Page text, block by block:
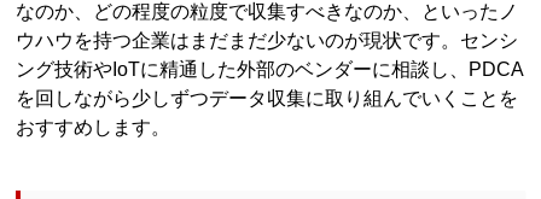
なのか、どの程度の粒度で収集すべきなのか、といったノ
ウハウを持つ企業はまだまだ少ないのが現状です。センシ
ング技術やIoTに精通した外部のベンダーに相談し、PDCA
を回しながら少しずつデータ収集に取り組んでいくことを
おすすめします。